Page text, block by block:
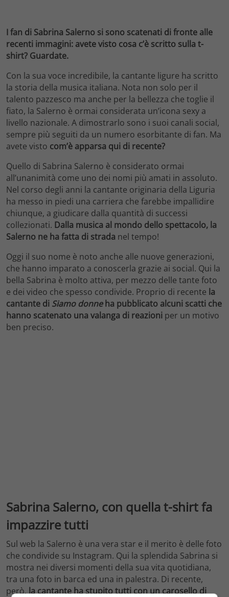
I fan di Sabrina Salerno si sono scatenati di fronte alle
recenti immagini: avete visto cosa c’è scritto sulla t-
shirt? Guardate.
Con la sua voce incredibile, la cantante ligure ha scritto
la storia della musica italiana. Nota non solo per il
talento pazzesco ma anche per la bellezza che toglie il
fiato, la Salerno è ormai considerata un’icona sexy a
livello nazionale. A dimostrarlo sono i suoi canali social,
sempre più seguiti da un numero esorbitante di fan. Ma
avete visto com’è apparsa qui di recente?
Quello di Sabrina Salerno è considerato ormai
all’unanimità come uno dei nomi più amati in assoluto.
Nel corso degli anni la cantante originaria della Liguria
ha messo in piedi una carriera che farebbe impallidire
chiunque, a giudicare dalla quantità di successi
collezionati. Dalla musica al mondo dello spettacolo, la
Salerno ne ha fatta di strada nel tempo!
Oggi il suo nome è noto anche alle nuove generazioni,
che hanno imparato a conoscerla grazie ai social. Qui la
bella Sabrina è molto attiva, per mezzo delle tante foto
e dei video che spesso condivide. Proprio di recente la
cantante di Siamo donneha pubblicato alcuni scatti che
hanno scatenato una valanga di reazioni per un motivo
ben preciso.
Sabrina Salerno, con quella t-shirt fa
impazzire tutti
Sul web la Salerno è una vera star e il merito è delle foto
che condivide su Instagram. Qui la splendida Sabrina si
mostra nei diversi momenti della sua vita quotidiana,
tra una foto in barca ed una in palestra. Di recente,
però,la cantante ha stupito tutti con un carosello di